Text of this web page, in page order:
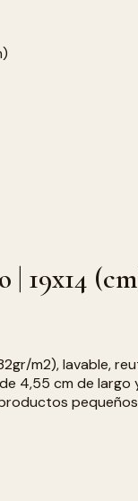
| 19x14
m2), lavable,
4,55 cm de largo